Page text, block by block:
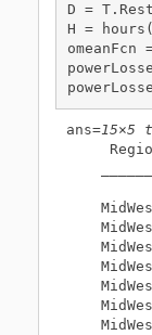
D =
H =
omeanFcn
ans=15×5